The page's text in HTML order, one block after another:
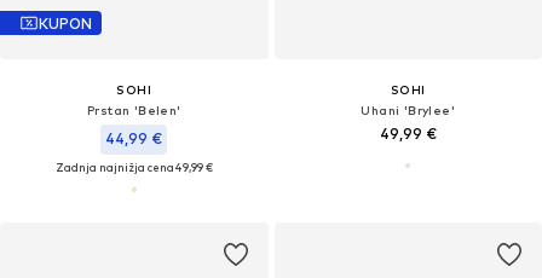
KUPON
SOHI
Prstan 'Belen'
44,99 €
Zadnja najnižja cena49,99 €
SOHI
Uhani 'Brylee'
49,99 €